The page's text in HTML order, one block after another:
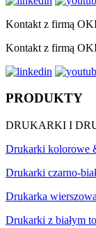
Kontakt z firmą
Kontakt z firmą
PRODUKTY
DRUKARKI I
Drukarki kolorowe
Drukarki czarno-
Drukarka wierszowa
Drukarki z białym